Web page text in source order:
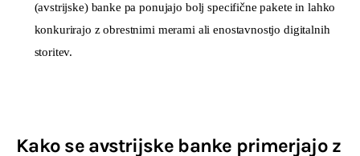
(avstrijske) banke pa ponujajo bolj specifične pakete in lahko
konkurirajo z obrestnimi merami ali enostavnostjo digitalnih
storitev.
Kako se avstrijske banke primerjajo z